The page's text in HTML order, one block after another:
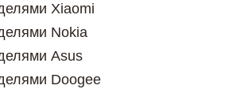
Xiaomi
Nokia
Asus
Doogee